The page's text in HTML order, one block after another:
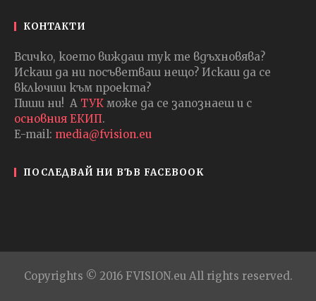
КОНТАКТИ
Всичко, което виждаш тук те вдъхновява?
Искаш да ни посъветваш нещо? Искаш да се
включиш към проекта?
Пиши ни! А ТУК може да се запознаеш и с
основния ЕКИП.
E-mail: media@fvision.eu
ПОСЛЕДВАЙ НИ ВЪВ FACEBOOK
Copyrights © 2016 FVISION.eu All rights reserved.